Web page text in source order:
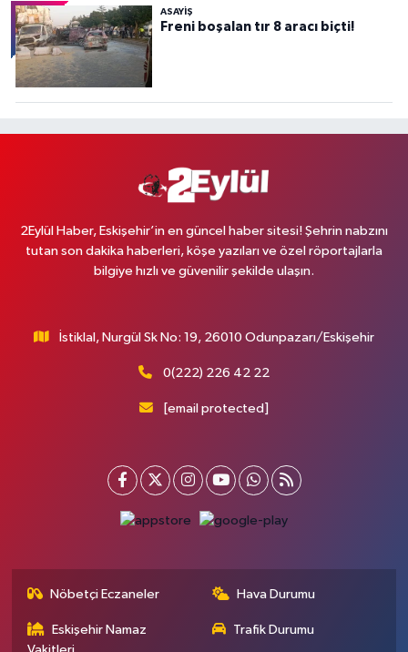
ASAYİŞ
Freni boşalan tır 8 aracı biçti!
2Eylül Haber, Eskişehir’in en güncel haber sitesi! Şehrin nabzını
tutan son dakika haberleri, köşe yazıları ve özel röportajlarla
bilgiye hızlı ve güvenilir şekilde ulaşın.
İstiklal, Nurgül Sk No: 19, 26010 Odunpazarı/Eskişehir
0(222) 226 42 22
[email protected]
Nöbetçi Eczaneler Hava Durumu
Eskişehir Namaz
Trafik Durumu